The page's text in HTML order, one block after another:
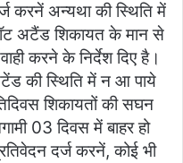
करनें अन्यथा की स्थिति में
अटैंड शिकायत के मान से
करने के निर्देश दिए है।
की स्थिति में न आ पाये
शिकायतों की सघन
03 दिवस में बाहर हो
दर्ज करनें, कोई भी